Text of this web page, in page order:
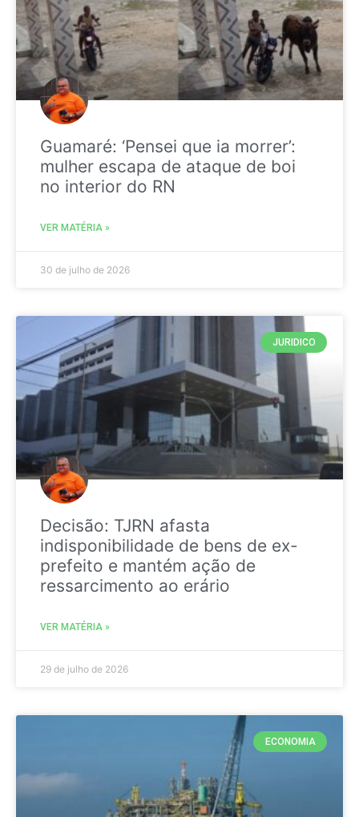
Guamaré: ‘Pensei que ia morrer’:
mulher escapa de ataque de boi
no interior do RN
VER MATÉRIA »
30 de julho de 2026
JURIDICO
Decisão: TJRN afasta
indisponibilidade de bens de ex-
prefeito e mantém ação de
ressarcimento ao erário
VER MATÉRIA »
29 de julho de 2026
ECONOMIA